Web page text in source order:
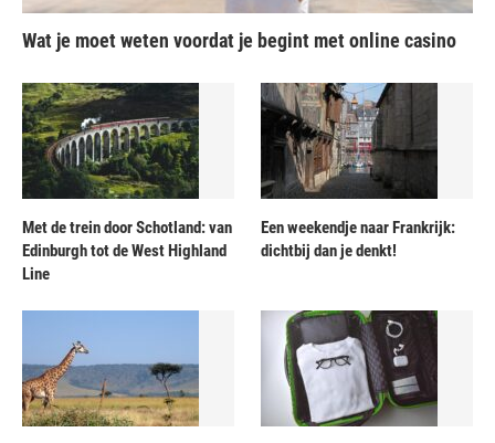
Wat je moet weten voordat je begint met online casino
Met de trein door Schotland: van
Edinburgh tot de West Highland
Line
Een weekendje naar Frankrijk:
dichtbij dan je denkt!